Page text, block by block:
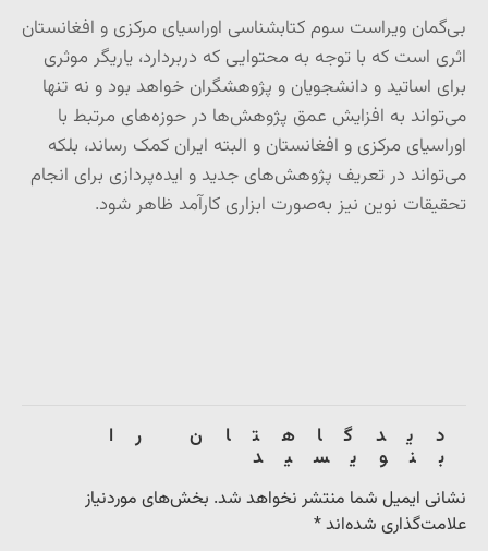
بی‌گمان ویراست سوم کتابشناسی اوراسیای مرکزی و افغانستان
اثری است که با توجه به محتوایی که دربردارد، یاریگر موثری
برای اساتید و دانشجویان و پژوهشگران خواهد بود و نه تنها
می‌تواند به افزایش عمق پژوهش‌ها در حوزه‌های مرتبط با
اوراسیای مرکزی و افغانستان و البته ایران کمک رساند، بلکه
می‌تواند در تعریف پژوهش‌های جدید و ایده‌پردازی برای انجام
تحقیقات نوین نیز به‌صورت ابزاری کارآمد ظاهر شود.
دیدگاهتان را
بنویسید
نشانی ایمیل شما منتشر نخواهد شد. بخش‌های موردنیاز
علامت‌گذاری شده‌اند*